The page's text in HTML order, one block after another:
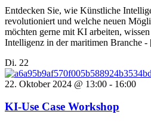
Entdecken Sie, wie Künstliche
revolutioniert und welche neuen
möchten gerne mit KI arbeiten,
Intelligenz in der maritimen Branche
Di. 22
22. Oktober 2024 @ 13:00 - 16:00
KI-Use Case Workshop